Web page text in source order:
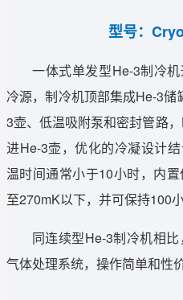
型号：
一体式单发型He-3制冷
冷源，制冷机顶部集成He-3
3壶、低温吸附泵和密封管路
进He-3壶，优化的冷凝设计
温时间通常小于10小时，内
至270mK以下，并可保持100小
同连续型He-3制冷机相
气体处理系统，操作简单和性